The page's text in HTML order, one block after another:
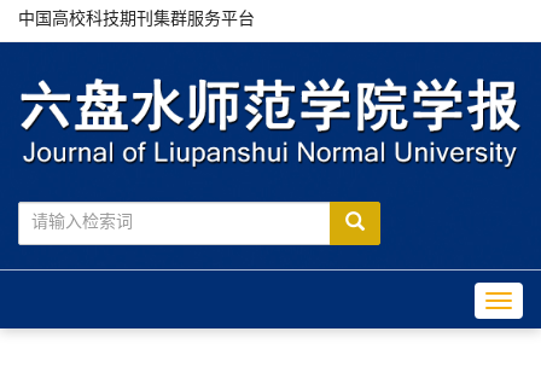
中国高校科技期刊集群服务平台